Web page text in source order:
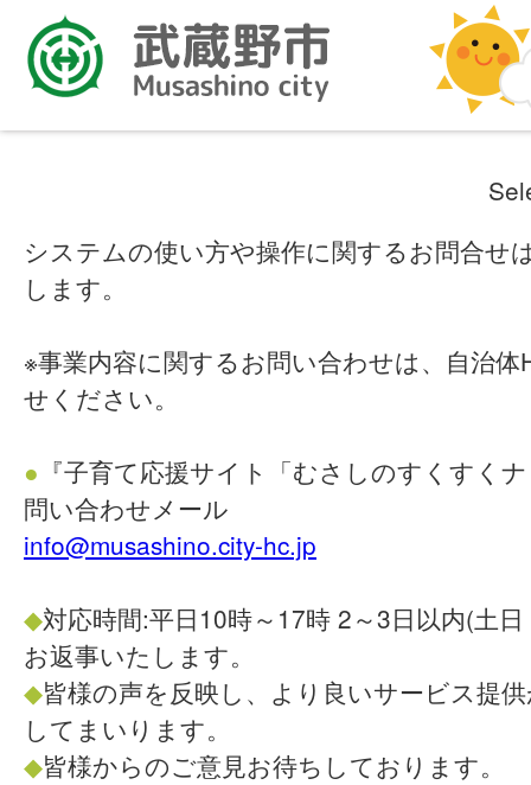
システムの使い方や操作に関するお問合せ
します。
※事業内容に関するお問い合わせは、自治
せください。
● 『子育て応援サイト「むさしのすくすく
問い合わせメール
info@musashino.city-hc.jp
◆対応時間:平日10時～17時 2～3日以内(土
お返事いたします。
◆皆様の声を反映し、より良いサービス提
してまいります。
◆皆様からのご意見お待ちしております。